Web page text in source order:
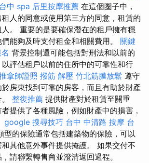
台中 spa 后里按摩推薦 在這個圈子中，
人的同意或使用第三方的同意，租賃的
。 重要的是要確保潛在的租戶擁有穩
能夠及時支付租金和相關費用。 關鍵
背景控制還可能包括對刑法和以前的
評估租戶以前的住所中的可靠性和行
拿師證照 撥筋 解壓 竹北筋膜放鬆 遵守
房東找到可靠的房客，而且有助於財產
整復推薦 提供財產對於租賃至關重
提供了各種風險，例如財產中的損害，
google 搜尋技巧 台中 中清路 按摩 台
型的保險通常包括建築物的保險，可以
其他意外事件提供掩護。 如果交付不
請聯繫轉售商並澄清返回過程。